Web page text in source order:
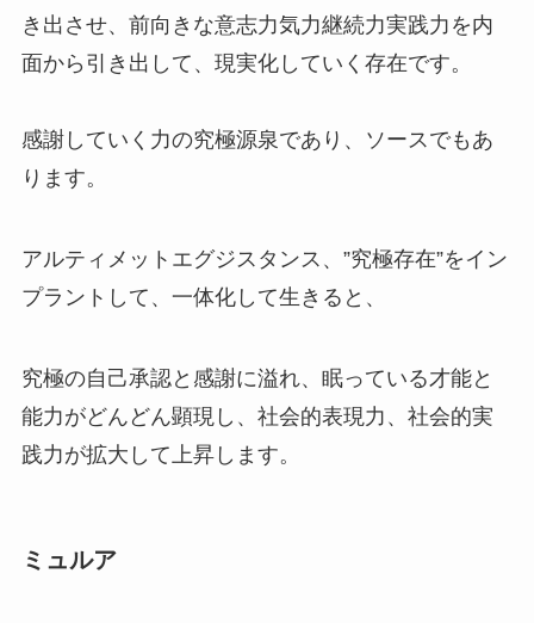
き出させ、前向きな意志力気力継続力実践力を内
面から引き出して、現実化していく存在です。
感謝していく力の究極源泉であり、ソースでもあ
ります。
アルティメットエグジスタンス、”究極存在”をイン
プラントして、一体化して生きると、
究極の自己承認と感謝に溢れ、眠っている才能と
能力がどんどん顕現し、社会的表現力、社会的実
践力が拡大して上昇します。
ミュルア